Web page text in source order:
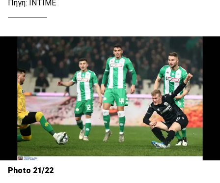
Πηγή: ΙΝΤΙΜΕ
Photo 21/22